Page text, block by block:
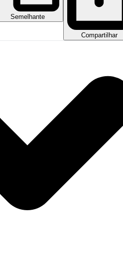
Semelhante
Compartilhar